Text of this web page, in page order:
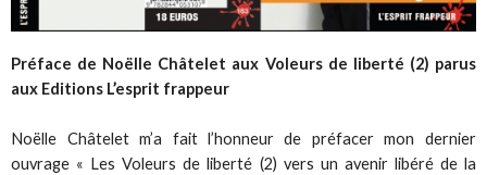
Préface de Noëlle Châtelet aux Voleurs de liberté (2) parus
aux Editions L’esprit frappeur
Noëlle Châtelet m’a fait l’honneur de préfacer mon dernier
ouvrage « Les Voleurs de liberté (2) vers un avenir libéré de la